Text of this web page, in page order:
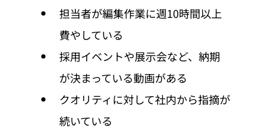
担当者が編集作業に週10時間以上
費やしている
採用イベントや展示会など、納期
が決まっている動画がある
クオリティに対して社内から指摘が
続いている